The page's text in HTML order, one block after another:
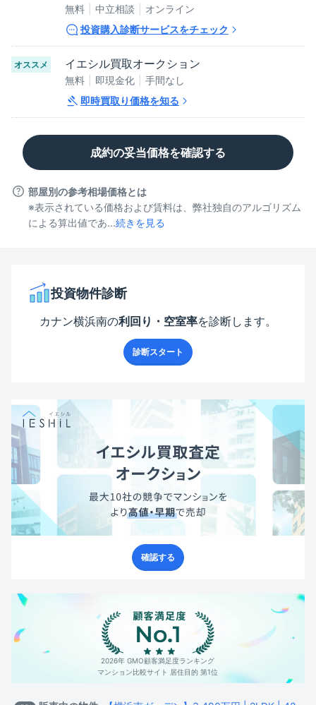
無料 中立相談
オンライン
投資購入診断サービスをチェック
オススメ イエシル買取オークション
無料 即現金化
手間なし
即時買取り価格を知る
成約の妥当価格を確認する
部屋別の参考相場価格とは
※表示されている価格および賃料は、弊社独自のアルゴリズム
による算出値であ...続きを見る
投資物件診断
カナン横浜南の利回り・空室率を診断します。
診断スタート
確認する
2026年 GMO顧客満足度ランキング
マンション比較サイト 居住目的 第1位